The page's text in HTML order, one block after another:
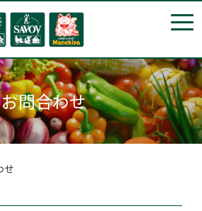
t
o
l
e
n
a
v
g
a
t
お問合わせ
せ